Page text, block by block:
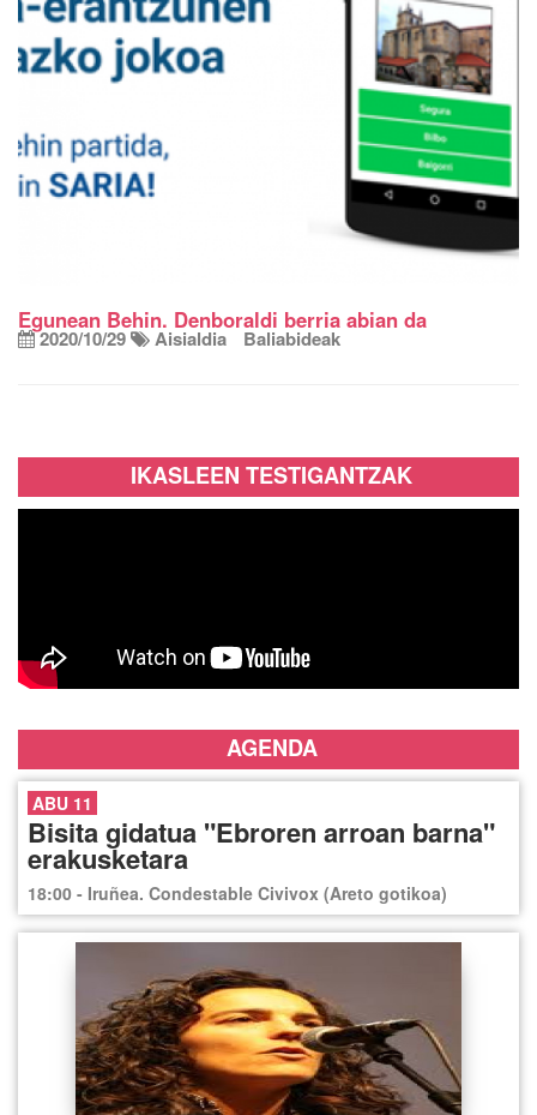
Egunean Behin. Denboraldi berria abian da
2020/10/29 Aisialdia Baliabideak
IKASLEEN TESTIGANTZAK
AGENDA
ABU 11
Bisita gidatua "Ebroren arroan barna"
erakusketara
18:00 - Iruñea. Condestable Civivox (Areto gotikoa)